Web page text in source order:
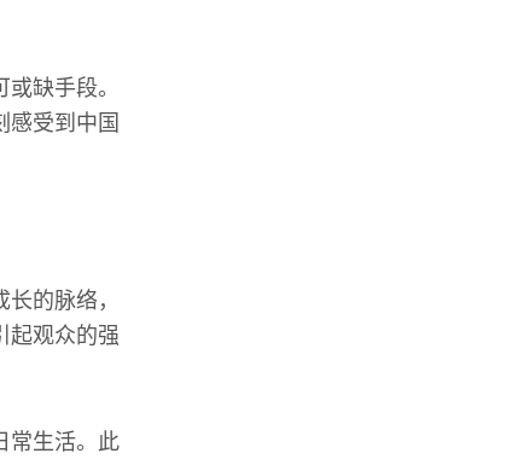
缺手段。
感受到中国
的脉络，
起观众的强
常生活。此